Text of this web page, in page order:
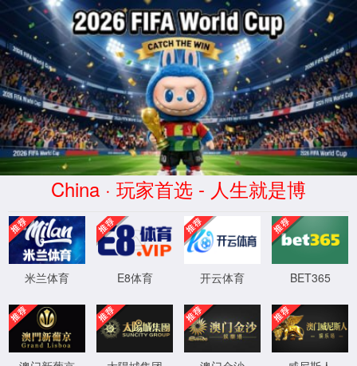
位置：首页-科学研究-科研平台
科学研究
学校现有全国重点实验室2个，国家工程实验室2个，“111计划”
引智基地5个，国家级产学研中心1个，国家工程研究中心1个，国际
合作研究中心1个，省部共建国家重点实验室培育基地1个，教育部
个，北京实验室1个，北京市重点实验室26个，北京市工程研究中心
11个，北京国际科技合作基地1个，北京市哲社基地3个，北京市习
近平新时代中国特色社会主义思想研究中心研究基地1个，行业重点
实验室4个，省部共建协同创新中心2个，北京市级协同创新中心2
个，北京高校高精尖创新中心1个。